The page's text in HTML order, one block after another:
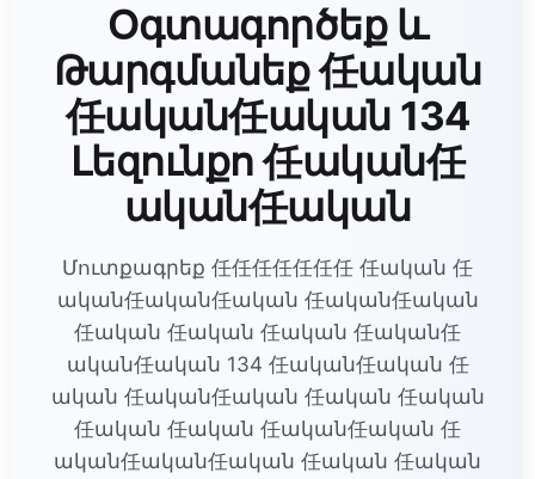
Օգտագործեք և
Թարգմանեք 任ական
任ական任ական 134
Լեզունքո 任ական任
ական任ական
Մուտքագրեք 任任任任任任任 任ական 任
ական任ական任ական 任ական任ական
任ական 任ական 任ական 任ական任
ական任ական 134 任ական任ական 任
ական 任ական任ական 任ական 任ական
任ական 任ական 任ական任ական 任
ական任ական任ական 任ական 任ական